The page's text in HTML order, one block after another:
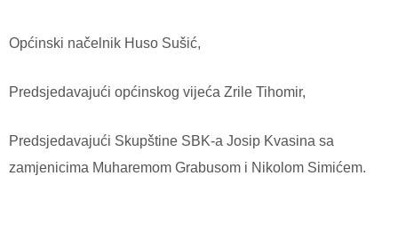
Općinski načelnik Huso Sušić,
Predsjedavajući općinskog vijeća Zrile Tihomir,
Predsjedavajući Skupštine SBK-a Josip Kvasina sa
zamjenicima Muharemom Grabusom i Nikolom Simićem.